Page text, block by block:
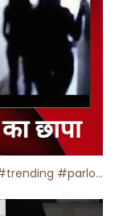
मसाज पार्लर पर पुलिस का छापा ! #viralvideo #trending #parlour